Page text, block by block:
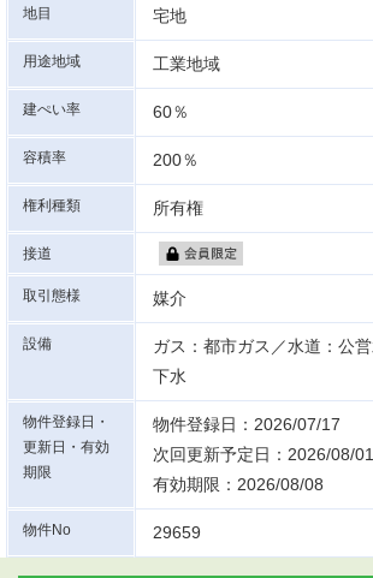
地目 宅地
用途地域 工業地域
建ぺい率 60％
容積率 200％
権利種類 所有権
接道
取引態様 媒介
設備
ガス：都市ガス／水道：公
下水
物件登録日・
更新日・有効
期限
物件登録日：2026/07/17
次回更新予定日：2026/08/01
有効期限：2026/08/08
物件No 29659